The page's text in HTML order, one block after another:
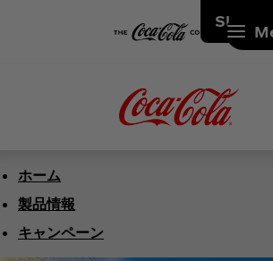
Skip
ホーム
製品情報
キャンペーン